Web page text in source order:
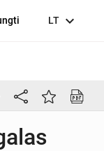
LT expand_more